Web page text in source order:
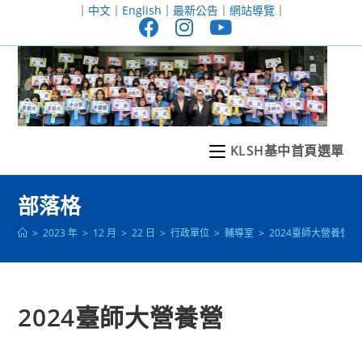
至
｜ 中文｜ English ｜ 最新公告｜ 網站導覽｜
KLSH基中首頁選單
部落格
> 2023 年 > 12 月 > 22 日 > 行政單位 > 輔導室 > 2024臺師大營養營
2024臺師大營養營